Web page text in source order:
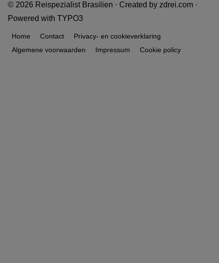
© 2026 Reispezialist Brasilien · Created by zdrei.com ·
Powered with TYPO3
Home Contact
Privacy- en cookieverklaring
Algemene voorwaarden
Impressum Cookie policy